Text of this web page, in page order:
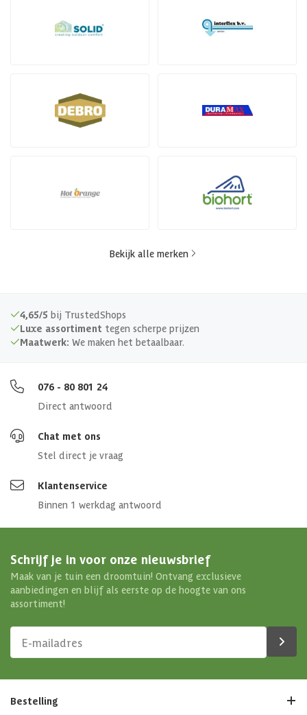
Bekijk alle merken
4,65/5 bij TrustedShops
Luxe assortiment tegen scherpe prijzen
Maatwerk: We maken het betaalbaar.
076 - 80 801 24
Direct antwoord
Chat met ons
Stel direct je vraag
Klantenservice
Binnen 1 werkdag antwoord
Schrijf je in voor onze nieuwsbrief
Maak van je tuin een droomtuin! Ontvang exclusieve
aanbiedingen en blijf als eerste op de hoogte van ons
assortiment!
Bestelling